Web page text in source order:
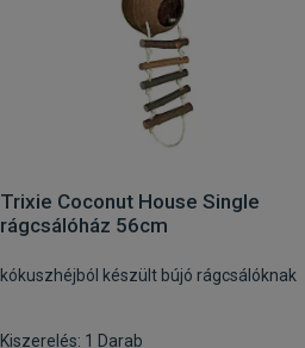
Trixie Coconut House Single
rágcsálóház 56cm
kókuszhéjból készült bújó rágcsálóknak
Kiszerelés: 1 Darab